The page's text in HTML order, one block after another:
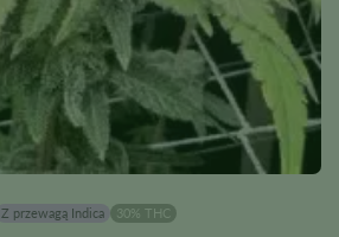
Z przewagą Indica 30% THC